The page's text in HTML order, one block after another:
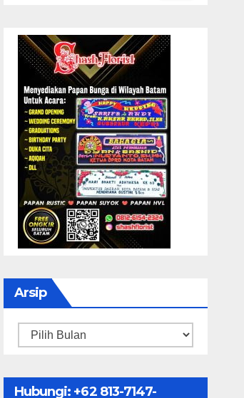
Arsip
Arsip
Hubungi: ‪+62 813-7147-